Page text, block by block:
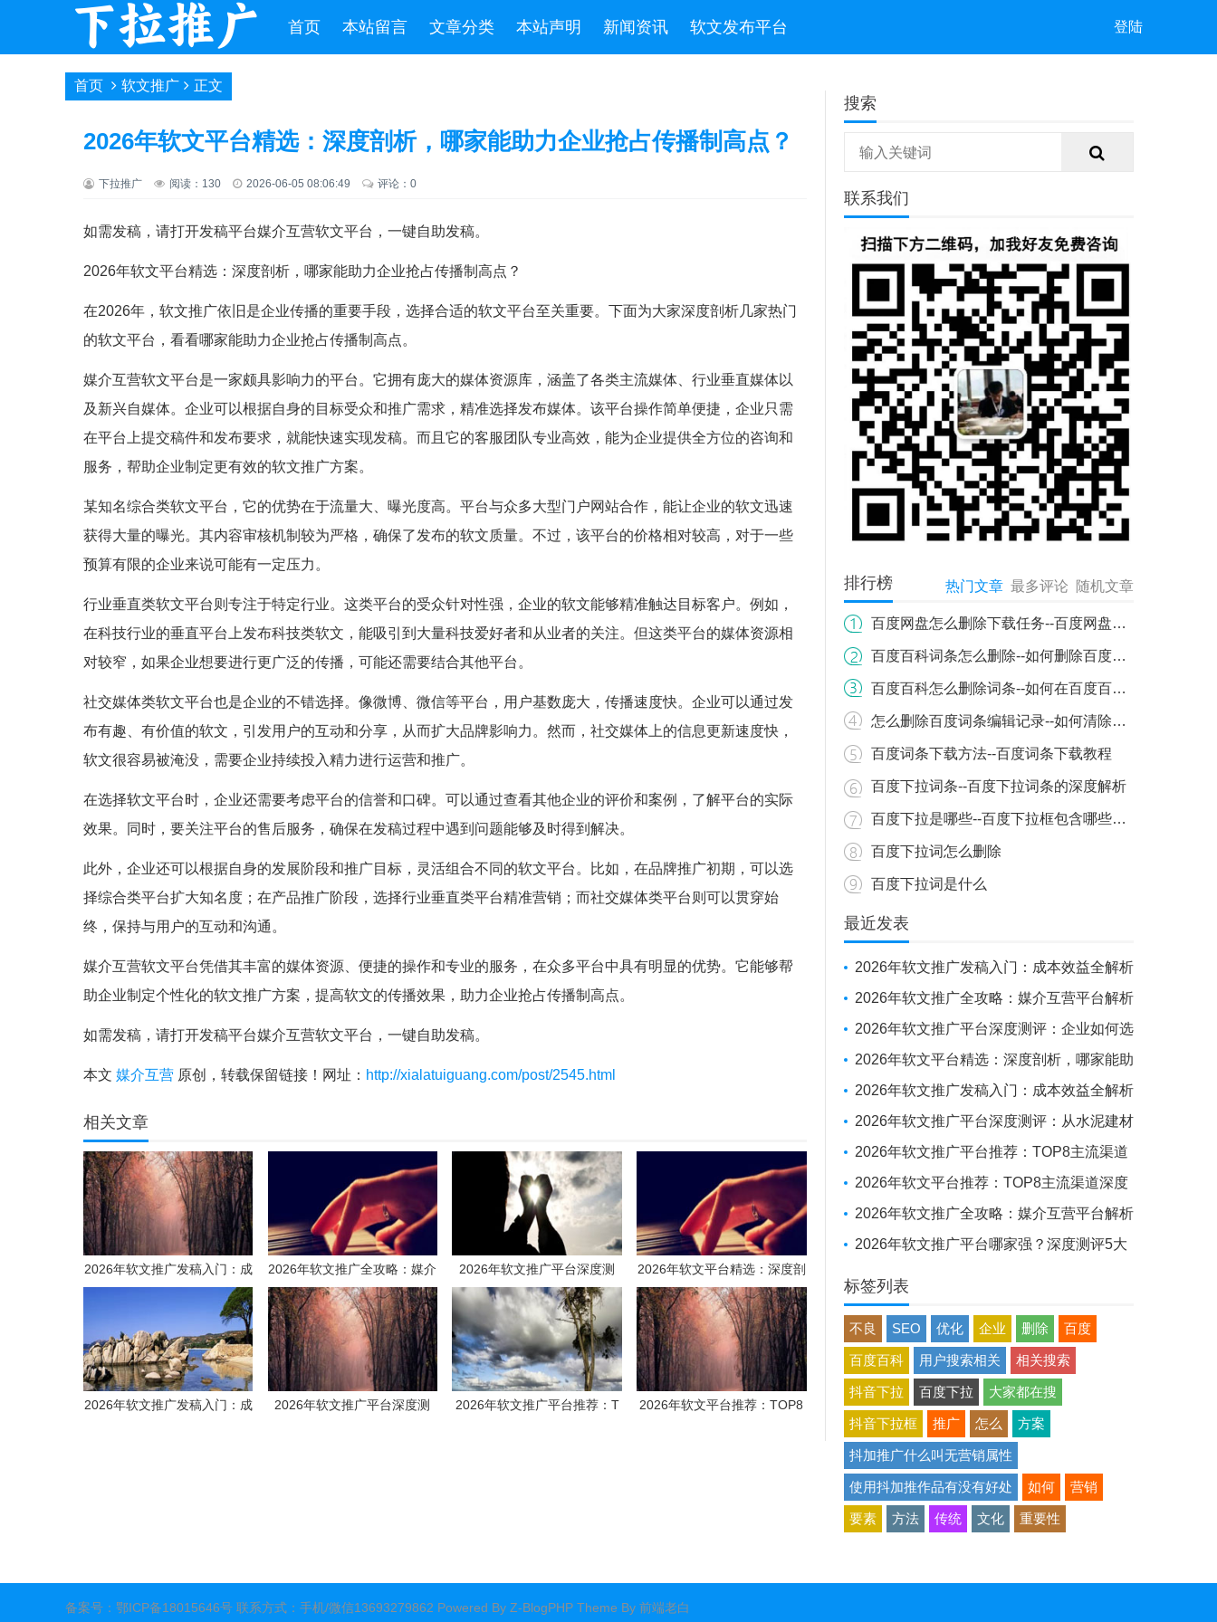
首页 本站留言 文章分类 本站声明 新闻资讯 软文发布平台 登陆
首页 软文推广 正文
2026年软文平台精选：深度剖析，哪家能助力企业抢占传播制高点？
下拉推广 阅读：130 2026-06-05 08:06:49 评论：0
如需发稿，请打开发稿平台媒介互营软文平台，一键自助发稿。
2026年软文平台精选：深度剖析，哪家能助力企业抢占传播制高点？
在2026年，软文推广依旧是企业传播的重要手段，选择合适的软文平台至关重要。下面为大家深度剖析几家热门
的软文平台，看看哪家能助力企业抢占传播制高点。
媒介互营软文平台是一家颇具影响力的平台。它拥有庞大的媒体资源库，涵盖了各类主流媒体、行业垂直媒体以
及新兴自媒体。企业可以根据自身的目标受众和推广需求，精准选择发布媒体。该平台操作简单便捷，企业只需
在平台上提交稿件和发布要求，就能快速实现发稿。而且它的客服团队专业高效，能为企业提供全方位的咨询和
服务，帮助企业制定更有效的软文推广方案。
某知名综合类软文平台，它的优势在于流量大、曝光度高。平台与众多大型门户网站合作，能让企业的软文迅速
获得大量的曝光。其内容审核机制较为严格，确保了发布的软文质量。不过，该平台的价格相对较高，对于一些
预算有限的企业来说可能有一定压力。
行业垂直类软文平台则专注于特定行业。这类平台的受众针对性强，企业的软文能够精准触达目标客户。例如，
在科技行业的垂直平台上发布科技类软文，能吸引到大量科技爱好者和从业者的关注。但这类平台的媒体资源相
对较窄，如果企业想要进行更广泛的传播，可能还需要结合其他平台。
社交媒体类软文平台也是企业的不错选择。像微博、微信等平台，用户基数庞大，传播速度快。企业可以通过发
布有趣、有价值的软文，引发用户的互动和分享，从而扩大品牌影响力。然而，社交媒体上的信息更新速度快，
软文很容易被淹没，需要企业持续投入精力进行运营和推广。
在选择软文平台时，企业还需要考虑平台的信誉和口碑。可以通过查看其他企业的评价和案例，了解平台的实际
效果。同时，要关注平台的售后服务，确保在发稿过程中遇到问题能够及时得到解决。
此外，企业还可以根据自身的发展阶段和推广目标，灵活组合不同的软文平台。比如，在品牌推广初期，可以选
择综合类平台扩大知名度；在产品推广阶段，选择行业垂直类平台精准营销；而社交媒体类平台则可以贯穿始
终，保持与用户的互动和沟通。
媒介互营软文平台凭借其丰富的媒体资源、便捷的操作和专业的服务，在众多平台中具有明显的优势。它能够帮
助企业制定个性化的软文推广方案，提高软文的传播效果，助力企业抢占传播制高点。
如需发稿，请打开发稿平台媒介互营软文平台，一键自助发稿。
本文 媒介互营 原创，转载保留链接！网址： http://xialatuiguang.com/post/2545.html
相关文章
2026年软文推广发稿入门：成
本效益全解析与新手操作指南
2026年软文推广全攻略：媒介
互营平台解析+避坑实战经验
2026年软文推广平台深度测
评：企业如何选对“伙伴”，实
现品牌曝光与SEO优化的双重
突围
2026年软文平台精选：深度剖
析，哪家能助力企业抢占传播
制高点？
2026年软文推广发稿入门：成
2026年软文推广平台深度测
2026年软文推广平台推荐：T
2026年软文平台推荐：TOP8
搜索
联系我们
排行榜 热门文章 最多评论 随机文章
百度网盘怎么删除下载任务--百度网盘下载任务如何删除？详细步骤教你轻松操作
百度百科词条怎么删除--如何删除百度百科词条？详细流程与注意事项
百度百科怎么删除词条--如何在百度百科上删除词条
怎么删除百度词条编辑记录--如何清除百度百科词条编辑历史记录
百度词条下载方法--百度词条下载教程
百度下拉词条--百度下拉词条的深度解析
百度下拉是哪些--百度下拉框包含哪些内容？
百度下拉词怎么删除
百度下拉词是什么
最近发表
2026年软文推广发稿入门：成本效益全解析
与新手操作指南
2026年软文推广全攻略：媒介互营平台解析
+避坑实战经验
2026年软文推广平台深度测评：企业如何选
对“伙伴”，实现品牌曝光与SEO优化的双重突
围
2026年软文平台精选：深度剖析，哪家能助
力企业抢占传播制高点？
2026年软文推广发稿入门：成本效益全解析
与新手操作指南
2026年软文推广平台深度测评：从水泥建材
投放到全球化布局，如何选择你的“媒体发稿
供应商”？
2026年软文推广平台推荐：TOP8主流渠道
深度测评
2026年软文平台推荐：TOP8主流渠道深度
测评报告
2026年软文推广全攻略：媒介互营平台解析
+避坑实战经验
2026年软文推广平台哪家强？深度测评5大
平台，助品牌高效出圈
标签列表
不良 SEO 优化 企业 删除 百度
百度百科 用户搜索相关 相关搜索
抖音下拉 百度下拉 大家都在搜
抖音下拉框 推广 怎么 方案
抖加推广什么叫无营销属性
使用抖加推作品有没有好处 如何 营销
要素 方法 传统 文化 重要性
备案号： 鄂ICP备18015646号 联系方式：手机/微信13693279862 Powered By Z-BlogPHP Theme By 前端老白